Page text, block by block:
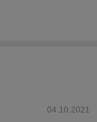
04.10.2021